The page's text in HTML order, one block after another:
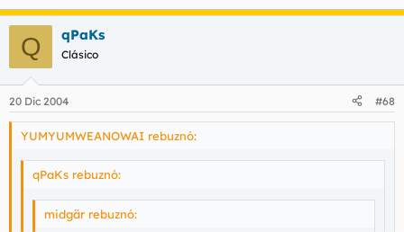
Q qPaKs
Clásico
20 Dic 2004 #68
YUMYUMWEANOWAI rebuznó:
qPaKs rebuznó:
midgär rebuznó: